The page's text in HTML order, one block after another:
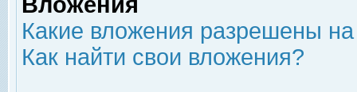
Какие вложения разрешены
Как найти свои вложения?